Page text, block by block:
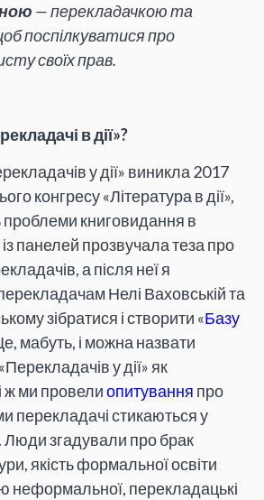
— перекладачкою та
поспілкуватися про
своїх прав.
в дії»?
у дії» виникла 2017
конгресу «Література в дії»,
книговидання в
із панелей прозвучала теза про
а після неї я
Нелі Ваховській та
зібратися і створити «Базу
мабуть, і можна назвати
у дії» як
ж ми провелиопитування про
перекладачі стикаються у
Люди згадували про брак
якість формальної освіти
неформальної, перекладацькі